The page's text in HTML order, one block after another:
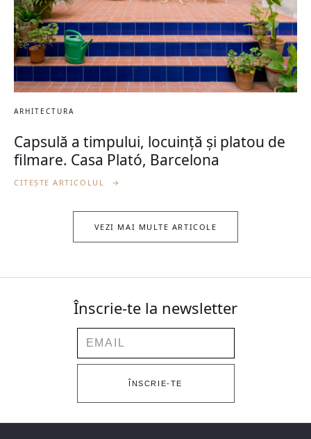
ARHITECTURA
Capsulă a timpului, locuință și platou de
filmare. Casa Plató, Barcelona
CITEȘTE ARTICOLUL →
VEZI MAI MULTE ARTICOLE
Înscrie-te la newsletter
Email
ÎNSCRIE-TE